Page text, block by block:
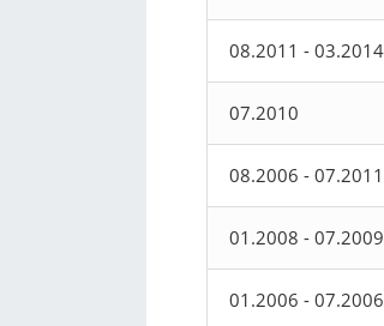
08.2011 - 03.2014
07.2010
08.2006 - 07.2011
01.2008 - 07.2009
01.2006 - 07.2006